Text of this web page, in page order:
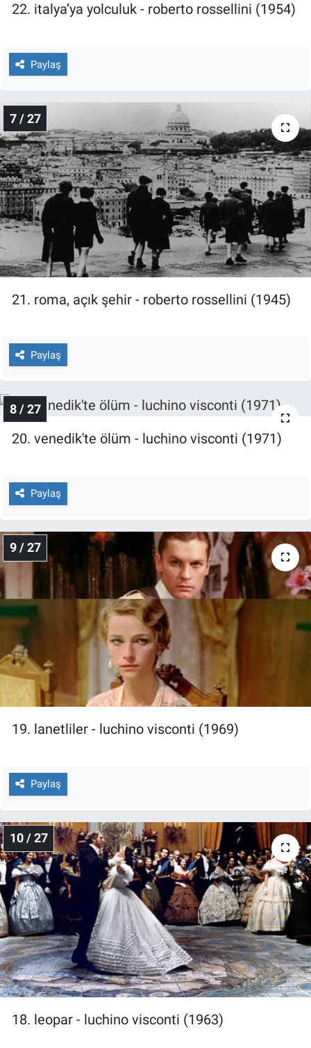
22. italya’ya yolculuk - roberto rossellini (1954)
Paylaş
7 / 27
21. roma, açık şehir - roberto rossellini (1945)
Paylaş
8 / 27
20. venedik'te ölüm - luchino visconti (1971)
Paylaş
9 / 27
19. lanetliler - luchino visconti (1969)
Paylaş
10 / 27
18. leopar - luchino visconti (1963)